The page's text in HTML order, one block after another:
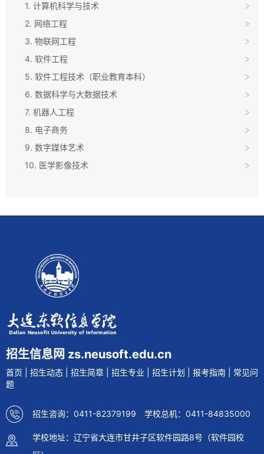
1. 计算机科学与技术
2. 网络工程
3. 物联网工程
4. 软件工程
5. 软件工程技术（职业教育本科）
6. 数据科学与大数据技术
7. 机器人工程
8. 电子商务
9. 数字媒体艺术
10. 医学影像技术
招生信息网 zs.neusoft.edu.cn
首页 招生动态 招生简章 招生专业 招生计划 报考指南
常见问
题
招生咨询：0411-82379199 学校总机：0411-84835000
学校地址：辽宁省大连市甘井子区软件园路8号（软件园校